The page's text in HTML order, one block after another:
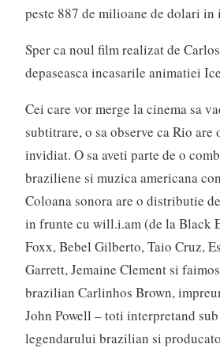
peste 887 de milioane de dolari in
Sper ca noul film realizat de
depaseasca incasarile animatiei
Cei care vor merge la cinema sa
subtitrare, o sa observe ca Rio are
invidiat. O sa aveti parte de o
braziliene si muzica americana
Coloana sonora are o distributie
in frunte cu will.i.am (de la Black
Foxx, Bebel Gilberto, Taio Cruz,
Garrett, Jemaine Clement si
brazilian Carlinhos Brown,
John Powell – toti interpretand
legendarului brazilian si